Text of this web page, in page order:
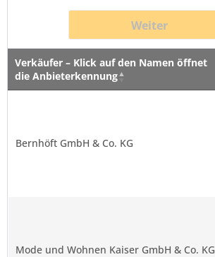
Weiter
Verkäufer – Klick auf den Namen öffnet
die Anbieterkennung
Bernhöft GmbH & Co. KG
Mode und Wohnen Kaiser GmbH & Co. KG